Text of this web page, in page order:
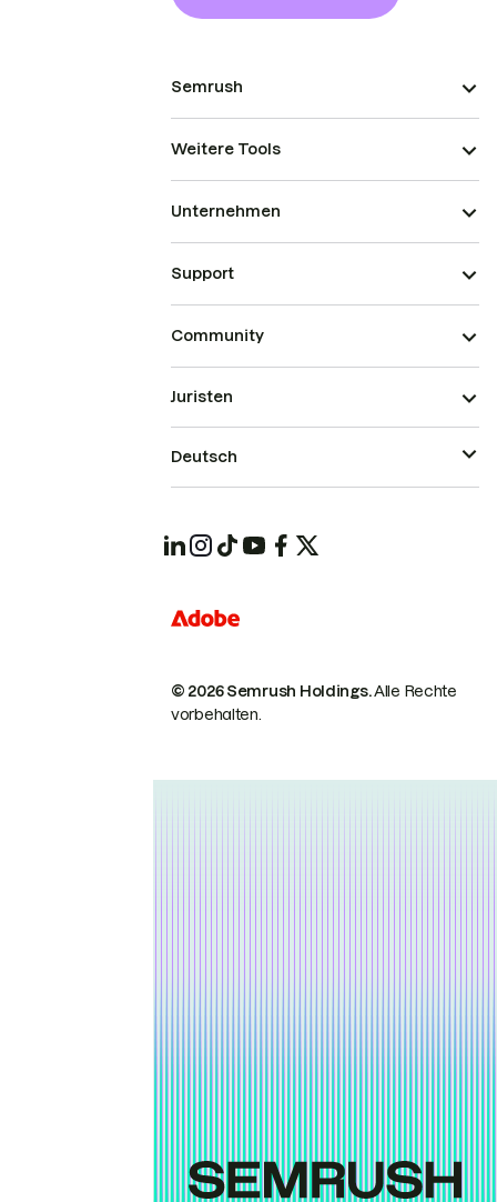
Semrush
Weitere Tools
Unternehmen
Support
Community
© 2026 Semrush Holdings.Alle Rechte
vorbehalten.
Juristen
Deutsch